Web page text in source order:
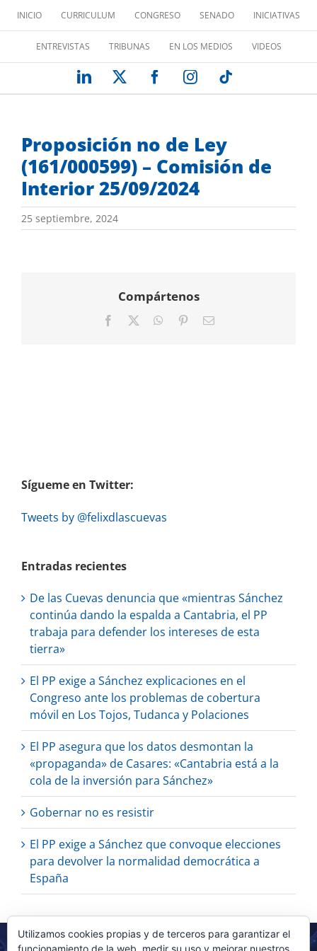
contenido
INICIO CURRICULUM CONGRESO SENADO INICIATIVAS
ENTREVISTAS TRIBUNAS EN LOS MEDIOS VIDEOS
LinkedIn FacebookInstagram
Proposición no de Ley
(161/000599) – Comisión de
Interior 25/09/2024
25 septiembre, 2024
Compártenos
Facebook WhatsApp
PinterestCorreo
Sígueme en Twitter:
Tweets by @felixdlascuevas
Entradas recientes
De las Cuevas denuncia que «mientras Sánchez
continúa dando la espalda a Cantabria, el PP
trabaja para defender los intereses de esta
tierra»
El PP exige a Sánchez explicaciones en el
Congreso ante los problemas de cobertura
móvil en Los Tojos, Tudanca y Polaciones
El PP asegura que los datos desmontan la
«propaganda» de Casares: «Cantabria está a la
cola de la inversión para Sánchez»
Gobernar no es resistir
El PP exige a Sánchez que convoque elecciones
para devolver la normalidad democrática a
España
Utilizamos cookies propias y de terceros para garantizar el
funcionamiento de la web, medir su uso y mejorar nuestros